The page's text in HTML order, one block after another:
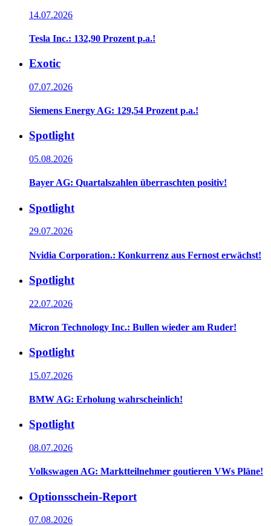
14.07.2026
Tesla Inc.: 132,90 Prozent p.a.!
Exotic
07.07.2026
Siemens Energy AG: 129,54 Prozent p.a.!
Spotlight
05.08.2026
Bayer AG: Quartalszahlen überraschten positiv!
Spotlight
29.07.2026
Nvidia Corporation.: Konkurrenz aus Fernost erwächst!
Spotlight
22.07.2026
Micron Technology Inc.: Bullen wieder am Ruder!
Spotlight
15.07.2026
BMW AG: Erholung wahrscheinlich!
Spotlight
08.07.2026
Volkswagen AG: Marktteilnehmer goutieren VWs Pläne!
Optionsschein-Report
07.08.2026